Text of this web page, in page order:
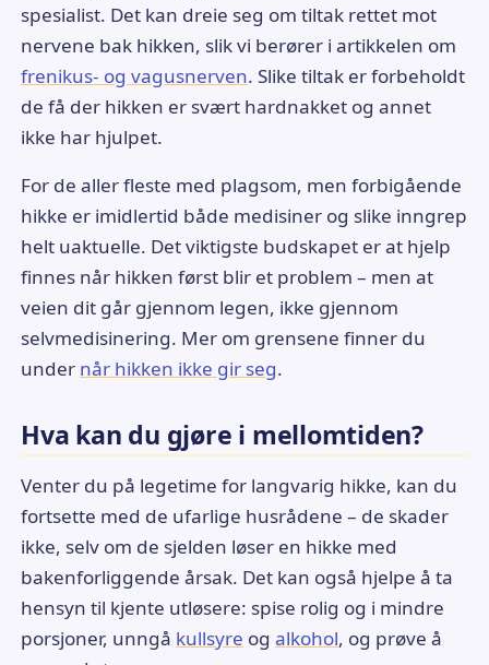
spesialist. Det kan dreie seg om tiltak rettet mot
nervene bak hikken, slik vi berører i artikkelen om
frenikus- og vagusnerven. Slike tiltak er forbeholdt
de få der hikken er svært hardnakket og annet
ikke har hjulpet.
For de aller fleste med plagsom, men forbigående
hikke er imidlertid både medisiner og slike inngrep
helt uaktuelle. Det viktigste budskapet er at hjelp
finnes når hikken først blir et problem – men at
veien dit går gjennom legen, ikke gjennom
selvmedisinering. Mer om grensene finner du
under når hikken ikke gir seg.
Hva kan du gjøre i mellomtiden?
Venter du på legetime for langvarig hikke, kan du
fortsette med de ufarlige husrådene – de skader
ikke, selv om de sjelden løser en hikke med
bakenforliggende årsak. Det kan også hjelpe å ta
hensyn til kjente utløsere: spise rolig og i mindre
porsjoner, unngå kullsyre ogalkohol, og prøve å